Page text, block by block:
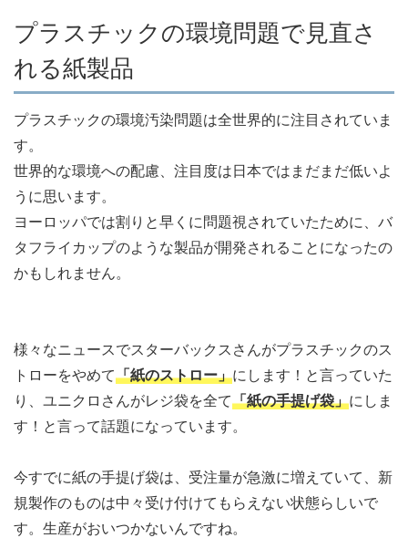
プラスチックの環境問題で見直さ
れる紙製品
プラスチックの環境汚染問題は全世界的に注目されていま
す。
世界的な環境への配慮、注目度は日本ではまだまだ低いよ
うに思います。
ヨーロッパでは割りと早くに問題視されていたために、バ
タフライカップのような製品が開発されることになったの
かもしれません。
様々なニュースでスターバックスさんがプラスチックのス
トローをやめて「紙のストロー」にします！と言っていた
り、ユニクロさんがレジ袋を全て「紙の手提げ袋」にしま
す！と言って話題になっています。
今すでに紙の手提げ袋は、受注量が急激に増えていて、新
規製作のものは中々受け付けてもらえない状態らしいで
す。生産がおいつかないんですね。